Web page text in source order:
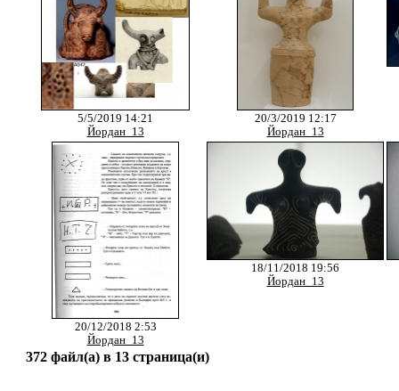
5/5/2019 14:21
Йордан_13
20/3/2019 12:17
Йордан_13
20/12/2018 2:53
Йордан_13
18/11/2018 19:56
Йордан_13
372 файл(а) в 13 страница(и)